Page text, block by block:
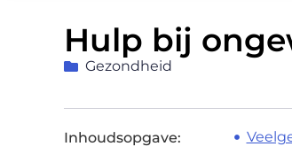
Hulp bij
Gezondheid
Inhoudsopgave: